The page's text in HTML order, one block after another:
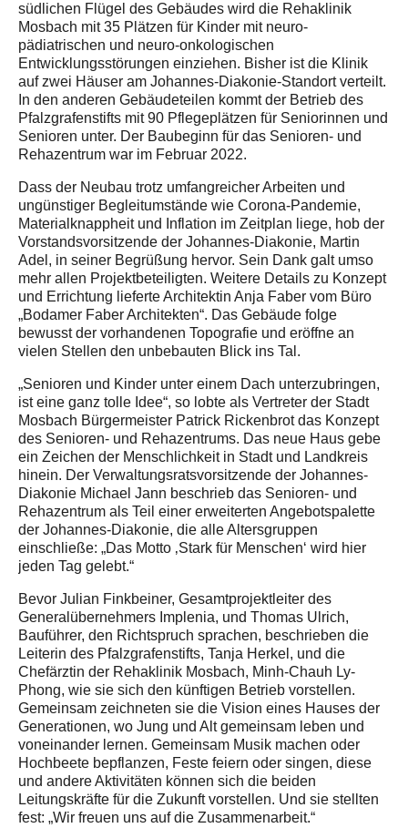
südlichen Flügel des Gebäudes wird die Rehaklinik
Mosbach mit 35 Plätzen für Kinder mit neuro-
pädiatrischen und neuro-onkologischen
Entwicklungsstörungen einziehen. Bisher ist die Klinik
auf zwei Häuser am Johannes-Diakonie-Standort verteilt.
In den anderen Gebäudeteilen kommt der Betrieb des
Pfalzgrafenstifts mit 90 Pflegeplätzen für Seniorinnen und
Senioren unter. Der Baubeginn für das Senioren- und
Rehazentrum war im Februar 2022.
Dass der Neubau trotz umfangreicher Arbeiten und
ungünstiger Begleitumstände wie Corona-Pandemie,
Materialknappheit und Inflation im Zeitplan liege, hob der
Vorstandsvorsitzende der Johannes-Diakonie, Martin
Adel, in seiner Begrüßung hervor. Sein Dank galt umso
mehr allen Projektbeteiligten. Weitere Details zu Konzept
und Errichtung lieferte Architektin Anja Faber vom Büro
„Bodamer Faber Architekten“. Das Gebäude folge
bewusst der vorhandenen Topografie und eröffne an
vielen Stellen den unbebauten Blick ins Tal.
„Senioren und Kinder unter einem Dach unterzubringen,
ist eine ganz tolle Idee“, so lobte als Vertreter der Stadt
Mosbach Bürgermeister Patrick Rickenbrot das Konzept
des Senioren- und Rehazentrums. Das neue Haus gebe
ein Zeichen der Menschlichkeit in Stadt und Landkreis
hinein. Der Verwaltungsratsvorsitzende der Johannes-
Diakonie Michael Jann beschrieb das Senioren- und
Rehazentrum als Teil einer erweiterten Angebotspalette
der Johannes-Diakonie, die alle Altersgruppen
einschließe: „Das Motto ‚Stark für Menschen‘ wird hier
jeden Tag gelebt.“
Bevor Julian Finkbeiner, Gesamtprojektleiter des
Generalübernehmers Implenia, und Thomas Ulrich,
Bauführer, den Richtspruch sprachen, beschrieben die
Leiterin des Pfalzgrafenstifts, Tanja Herkel, und die
Chefärztin der Rehaklinik Mosbach, Minh-Chauh Ly-
Phong, wie sie sich den künftigen Betrieb vorstellen.
Gemeinsam zeichneten sie die Vision eines Hauses der
Generationen, wo Jung und Alt gemeinsam leben und
voneinander lernen. Gemeinsam Musik machen oder
Hochbeete bepflanzen, Feste feiern oder singen, diese
und andere Aktivitäten können sich die beiden
Leitungskräfte für die Zukunft vorstellen. Und sie stellten
fest: „Wir freuen uns auf die Zusammenarbeit.“